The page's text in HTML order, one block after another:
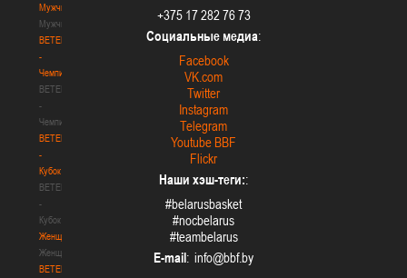
Мужчины
Мужчины
BETERA
-
Чемпионат
BETERA
-
Чемпионат
BETERA
-
Кубок
BETERA
-
Кубок
Женщины
Женщины
BETERA
+375 17 282 76 73
Социальные медиа:
Facebook
VK.com
Twitter
Instagram
Telegram
Youtube BBF
Flickr
Наши хэш-теги::
#belarusbasket
#nocbelarus
#teambelarus
E-mail: